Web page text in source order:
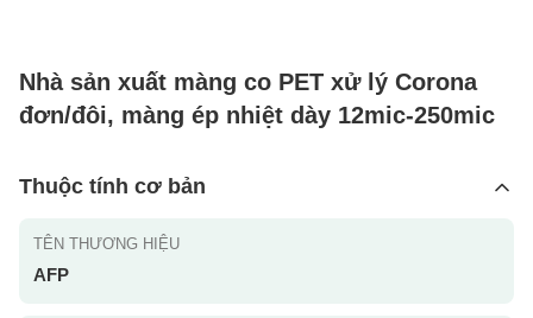
Nhà sản xuất màng co PET xử lý Corona
đơn/đôi, màng ép nhiệt dày 12mic-250mic
Thuộc tính cơ bản
TÊN THƯƠNG HIỆU
AFP